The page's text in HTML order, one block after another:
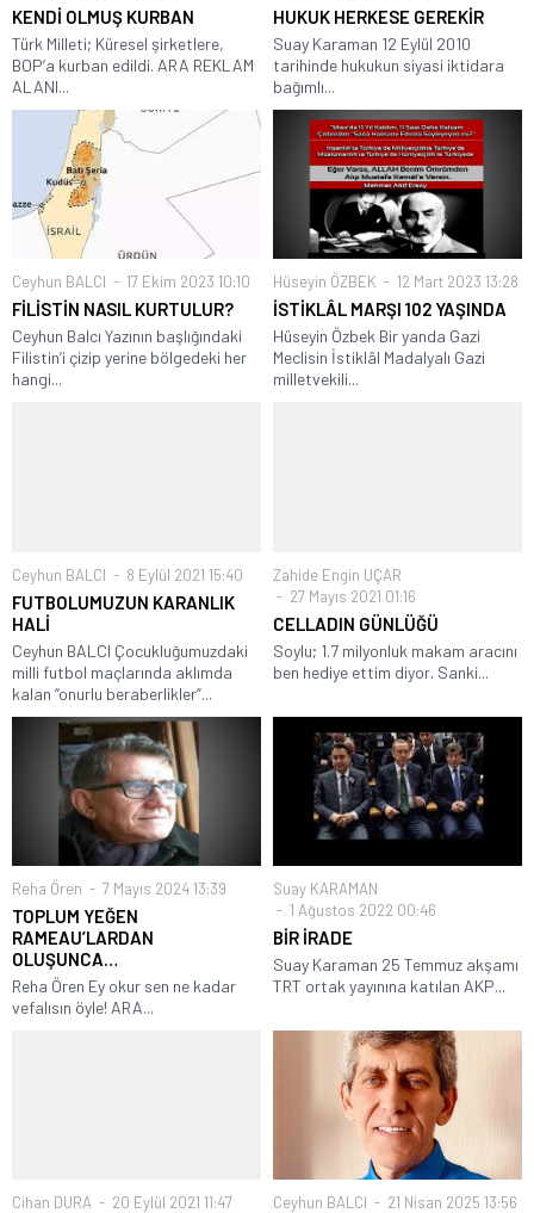
KENDİ OLMUŞ KURBAN
Türk Milleti; Küresel şirketlere,
BOP’a kurban edildi. ARA REKLAM
ALANI...
HUKUK HERKESE GEREKİR
Suay Karaman 12 Eylül 2010
tarihinde hukukun siyasi iktidara
bağımlı...
Ceyhun BALCI 17 Ekim 2023 10:10
FİLİSTİN NASIL KURTULUR?
Ceyhun Balcı Yazının başlığındaki
Filistin’i çizip yerine bölgedeki her
hangi...
Hüseyin ÖZBEK 12 Mart 2023 13:28
İSTİKLÂL MARŞI 102 YAŞINDA
Hüseyin Özbek Bir yanda Gazi
Meclisin İstiklâl Madalyalı Gazi
milletvekili...
Ceyhun BALCI 8 Eylül 2021 15:40
FUTBOLUMUZUN KARANLIK
HALİ
Ceyhun BALCI Çocukluğumuzdaki
milli futbol maçlarında aklımda
kalan “onurlu beraberlikler”...
Zahide Engin UÇAR
27 Mayıs 2021 01:16
CELLADIN GÜNLÜĞÜ
Soylu; 1.7 milyonluk makam aracını
ben hediye ettim diyor. Sanki...
Reha Ören 7 Mayıs 2024 13:39
TOPLUM YEĞEN
RAMEAU’LARDAN
OLUŞUNCA…
Reha Ören Ey okur sen ne kadar
vefalısın öyle! ARA...
Suay KARAMAN
1 Ağustos 2022 00:46
BİR İRADE
Suay Karaman 25 Temmuz akşamı
TRT ortak yayınına katılan AKP...
Cihan DURA 20 Eylül 2021 11:47 Ceyhun BALCI 21 Nisan 2025 13:56